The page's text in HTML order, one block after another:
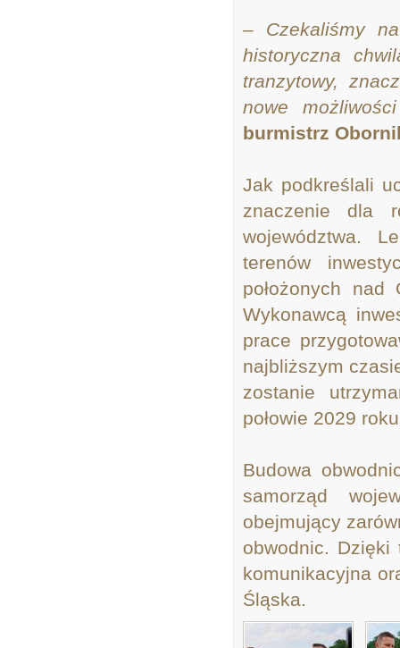
– Czekaliśmy
historyczna
tranzytowy,
nowe
burmistrz
Jak podkreślali
znaczenie dla
województwa.
terenów
położonych nad
Wykonawcą
prace
najbliższym
zostanie
połowie 2029
Budowa
samorząd
obejmujący
obwodnic. Dzięki
komunikacyjna
Śląska.